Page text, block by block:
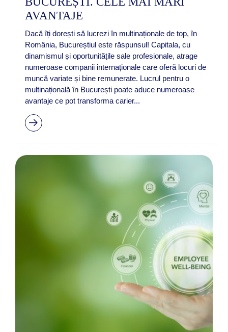
AVANTAJE
Dacă îți dorești să lucrezi în multinaționale de top, în
România, Bucureștiul este răspunsul! Capitala, cu
dinamismul și oportunitățile sale profesionale, atrage
numeroase companii internaționale care oferă locuri de
muncă variate și bine remunerate. Lucrul pentru o
multinațională în București poate aduce numeroase
avantaje ce pot transforma carier...